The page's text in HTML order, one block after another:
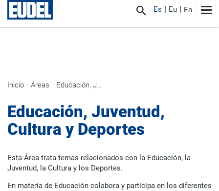
Es Eu En
Inicio Áreas Educación, Juventud, Cultura y Deportes
Educación, Juventud,
Cultura y Deportes
Esta Área trata temas relacionados con la Educación, la
Juventud, la Cultura y los Deportes.
En materia de Educación colabora y participa en los diferentes